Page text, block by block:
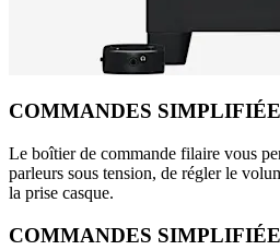
COMMANDES
Le boîtier de commande filaire vous
parleurs sous tension, de régler le
la prise casque.
COMMANDES